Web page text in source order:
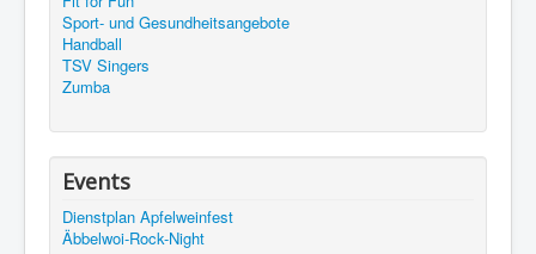
Sport- und Gesundheitsangebote
Handball
TSV Singers
Zumba
Events
Dienstplan Apfelweinfest
Äbbelwoi-Rock-Night